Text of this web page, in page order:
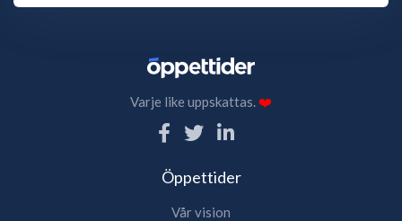
Varje like uppskattas.❤️
Öppettider
Vår vision